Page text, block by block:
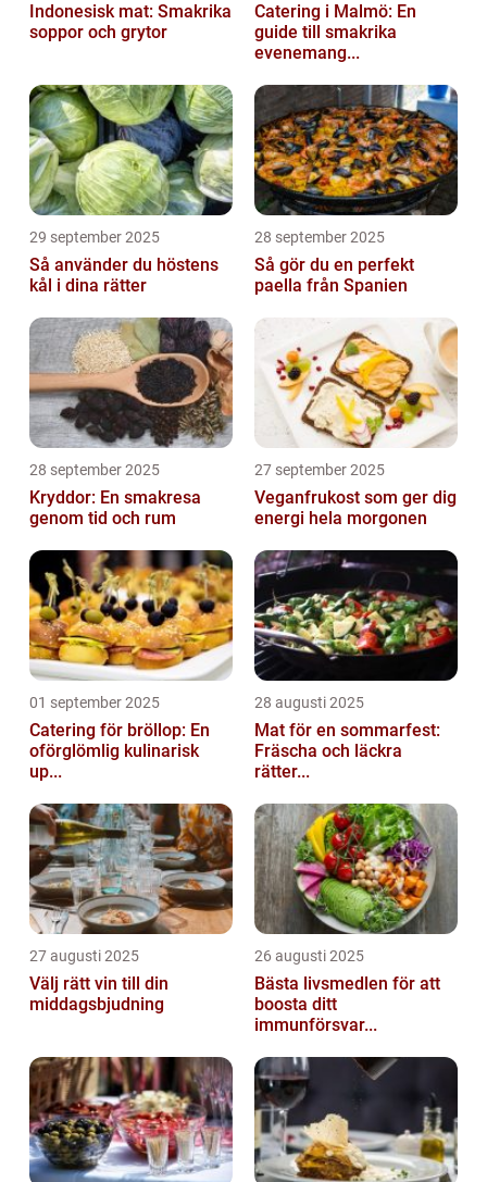
Indonesisk mat: Smakrika
soppor och grytor
Catering i Malmö: En
guide till smakrika
evenemang...
29 september 2025
Så använder du höstens
kål i dina rätter
28 september 2025
Så gör du en perfekt
paella från Spanien
28 september 2025
Kryddor: En smakresa
genom tid och rum
27 september 2025
Veganfrukost som ger dig
energi hela morgonen
01 september 2025
Catering för bröllop: En
oförglömlig kulinarisk
up...
28 augusti 2025
Mat för en sommarfest:
Fräscha och läckra
rätter...
27 augusti 2025
Välj rätt vin till din
middagsbjudning
26 augusti 2025
Bästa livsmedlen för att
boosta ditt
immunförsvar...